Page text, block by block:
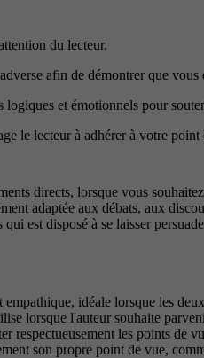
du lecteur.
afin de démontrer que vous
logiques et émotionnels pour
le lecteur à adhérer à votre point
directs, lorsque vous
adaptée aux débats, aux
est disposé à se laisser
idéale lorsque les
lorsque l'auteur souhaite
respectueusement les points de
son propre point de vue,